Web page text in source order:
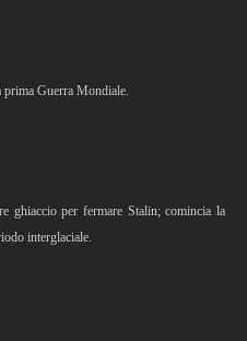
Guerra Mondiale.
ghiaccio per fermare Stalin; comincia la
interglaciale.